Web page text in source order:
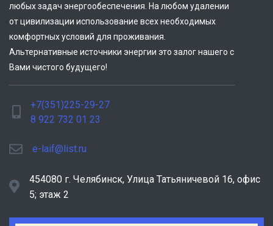
любых задач энергообеспечения. На любом удалении
от цивилизации использование всех необходимых
комфортных условий для проживания.
Альтернативные источники энергии это залог нашего с
Вами чистого будущего!
+7(351)225-29-27
8 922 732 01 23
e-laif@list.ru
454080 г. Челябинск, ​Улица Татьяничевой 16, офис
5; этаж 2